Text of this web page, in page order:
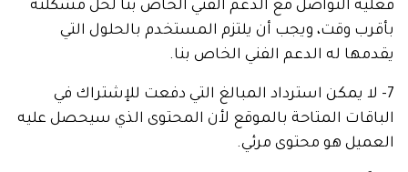
فعليه التواصل مع الدعم الفني الخاص بنا لحل مشكلته
بأقرب وقت، ويجب أن يلتزم المستخدم بالحلول التي
يقدمها له الدعم الفني الخاص بنا.
7- لا يمكن استرداد المبالغ التي دفعت للإشتراك في
الباقات المتاحة بالموقع لأن المحتوى الذي سيحصل عليه
العميل هو محتوى مرئي.